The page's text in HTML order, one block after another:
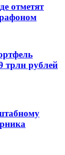
отметят
трлн рублей